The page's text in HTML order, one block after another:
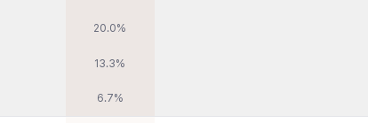
20.0%
13.3%
6.7%